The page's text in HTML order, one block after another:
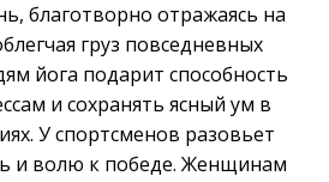
благотворно отражаясь на
груз повседневных
йога подарит способность
и сохранять ясный ум в
У спортсменов разовьет
и волю к победе. Женщинам